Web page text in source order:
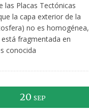
las Placas Tectónicas
la capa exterior de la
no es homogénea,
fragmentada en
conocida
20 SEP